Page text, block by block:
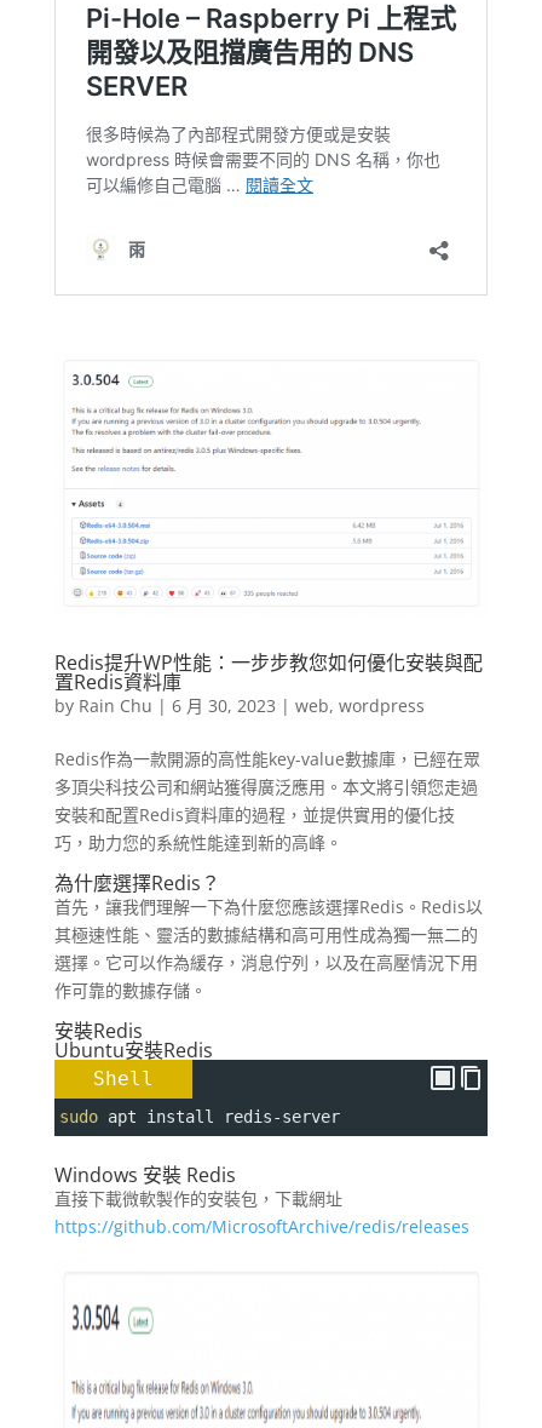
Redis提升WP性能：一步步教您如何優化安裝與配
置Redis資料庫
by Rain Chu | 6 月 30, 2023 | web, wordpress
Redis作為一款開源的高性能key-value數據庫，已經在眾
多頂尖科技公司和網站獲得廣泛應用。本文將引領您走過
安裝和配置Redis資料庫的過程，並提供實用的優化技
巧，助力您的系統性能達到新的高峰。
為什麼選擇Redis？
首先，讓我們理解一下為什麼您應該選擇Redis。Redis以
其極速性能、靈活的數據結構和高可用性成為獨一無二的
選擇。它可以作為緩存，消息佇列，以及在高壓情況下用
作可靠的數據存儲。
安裝Redis
Ubuntu安裝Redis
Shell
sudo apt install redis-server
Windows 安裝 Redis
直接下載微軟製作的安裝包，下載網址
https://github.com/MicrosoftArchive/redis/releases